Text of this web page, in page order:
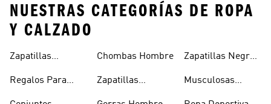
NUESTRAS CATEGORÍAS DE ROPA
Y CALZADO
Zapatillas
Regalos Para
Hombre
Chombas Hombre
Zapatillas
Zapatillas Negras
Musculosas